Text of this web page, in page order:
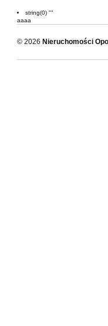
string(0) ""
aaaa
© 2026 Nieruchomości